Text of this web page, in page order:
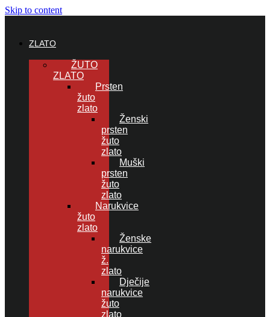
Skip to content
ZLATO
ŽUTO
ZLATO
Prsten
žuto
zlato
Ženski
prsten
žuto
zlato
Muški
prsten
žuto
zlato
Narukvice
žuto
zlato
Ženske
narukvice
ž.
zlato
Dječije
narukvice
žuto
zlato